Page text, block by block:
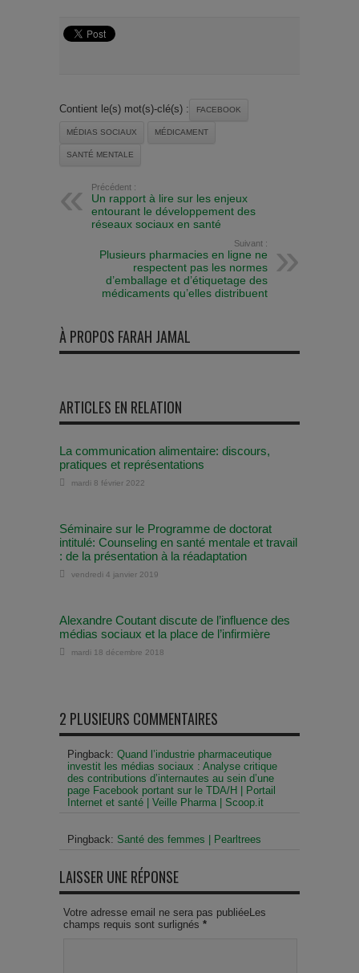
Contient le(s) mot(s)-clé(s) : FACEBOOK
MÉDIAS SOCIAUX MÉDICAMENT
SANTÉ MENTALE
Précédent :
Un rapport à lire sur les enjeux
entourant le développement des
réseaux sociaux en santé
Suivant :
Plusieurs pharmacies en ligne ne
respectent pas les normes
d’emballage et d’étiquetage des
médicaments qu’elles distribuent
À PROPOS FARAH JAMAL
ARTICLES EN RELATION
La communication alimentaire: discours,
pratiques et représentations
mardi 8 février 2022
Séminaire sur le Programme de doctorat
intitulé: Counseling en santé mentale et travail
: de la présentation à la réadaptation
vendredi 4 janvier 2019
Alexandre Coutant discute de l’influence des
médias sociaux et la place de l’infirmière
mardi 18 décembre 2018
2 PLUSIEURS COMMENTAIRES
Pingback: Quand l’industrie pharmaceutique
investit les médias sociaux : Analyse critique
des contributions d’internautes au sein d’une
page Facebook portant sur le TDA/H | Portail
Internet et santé | Veille Pharma | Scoop.it
Pingback: Santé des femmes | Pearltrees
LAISSER UNE RÉPONSE
Votre adresse email ne sera pas publiéeLes
champs requis sont surlignés *